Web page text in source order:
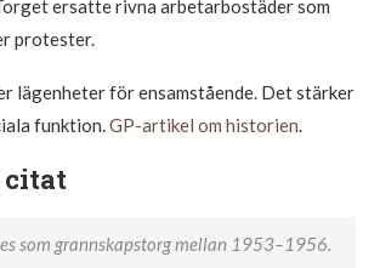
ersatte rivna arbetarbostäder som
protester.
lägenheter för ensamstående. Det stärker
funktion.GP-artikel om historien.
citat
som grannskapstorg mellan 1953–1956.